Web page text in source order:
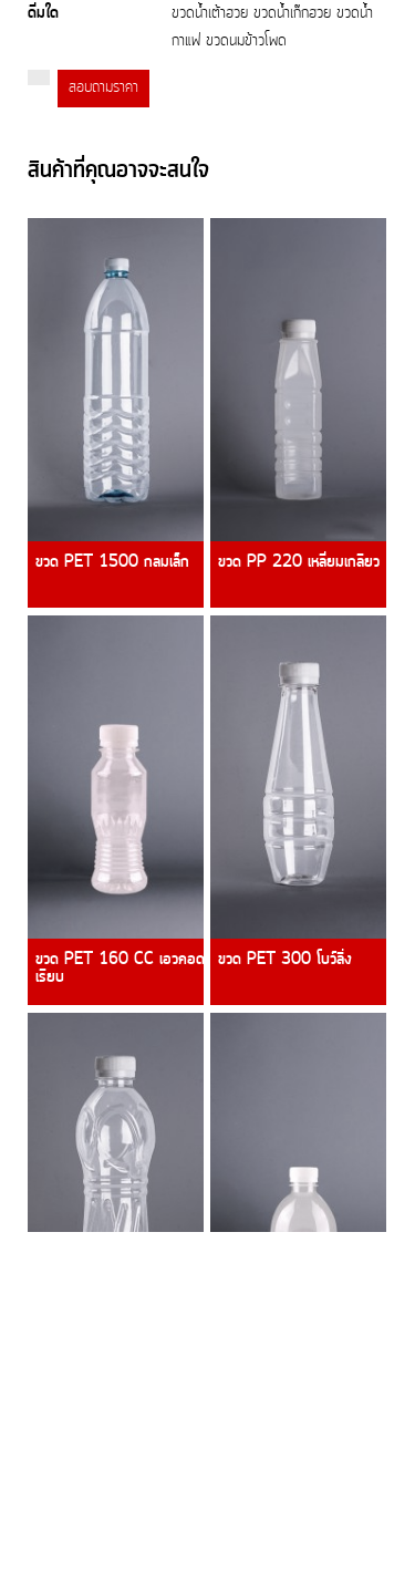
ดื่มใด
ขวดน้ำเต้าฮวย ขวดน้ำเก๊กฮวย ขวดน้ำ
กาแฟ ขวดนมข้าวโพด
สอบถามราคา
สินค้าที่คุณอาจจะสนใจ
ขวด PET 1500 กลมเล็ก ขวด PP 220 เหลี่ยมเกลียว
ขวด PET 160 CC เอวคอด
เรียบ
ขวด PET 300 โบว์ลิ่ง